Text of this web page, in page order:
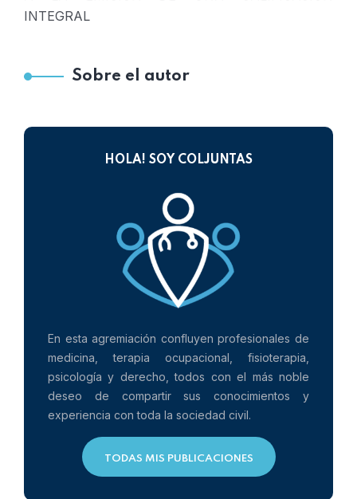
INTEGRAL
Sobre el autor
HOLA! SOY COLJUNTAS
En esta agremiación confluyen profesionales de
medicina, terapia ocupacional, fisioterapia,
psicología y derecho, todos con el más noble
deseo de compartir sus conocimientos y
experiencia con toda la sociedad civil.
TODAS MIS PUBLICACIONES